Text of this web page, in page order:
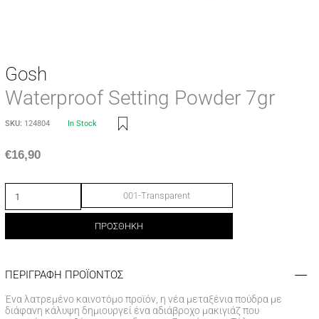
Gosh
Waterproof Setting Powder 7gr
SKU: 124804 In Stock
€16,90
001-Transparent
ΠΡΟΣΘΗΚΗ
ΠΕΡΙΓΡΑΦΗ ΠΡΟΪΟΝΤΟΣ
Ένα λατρεμένο καινοτόμο προϊόν, η νέα μεταξένια πούδρα με
διάφανη κάλυψη δημιουργεί ένα αδιάβροχο μακιγιάζ που